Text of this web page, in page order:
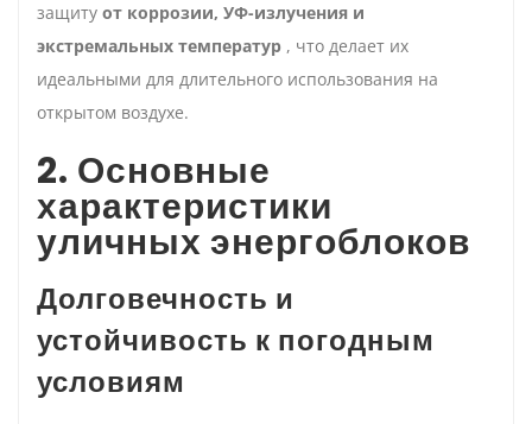
защиту от коррозии, УФ-излучения и
экстремальных температур , что делает их
идеальными для длительного использования на
открытом воздухе.
2. Основные
характеристики
уличных энергоблоков
Долговечность и
устойчивость к погодным
условиям